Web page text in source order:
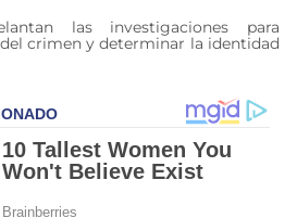
las investigaciones para
crimen y determinar la identidad